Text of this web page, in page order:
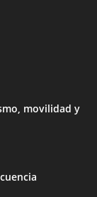
movilidad y